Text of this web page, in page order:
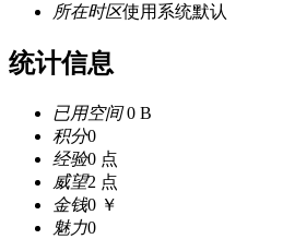
所在时区使用系统默认
统计信息
已用空间0 B
积分0
经验0 点
威望2 点
金钱0 ￥
魅力0